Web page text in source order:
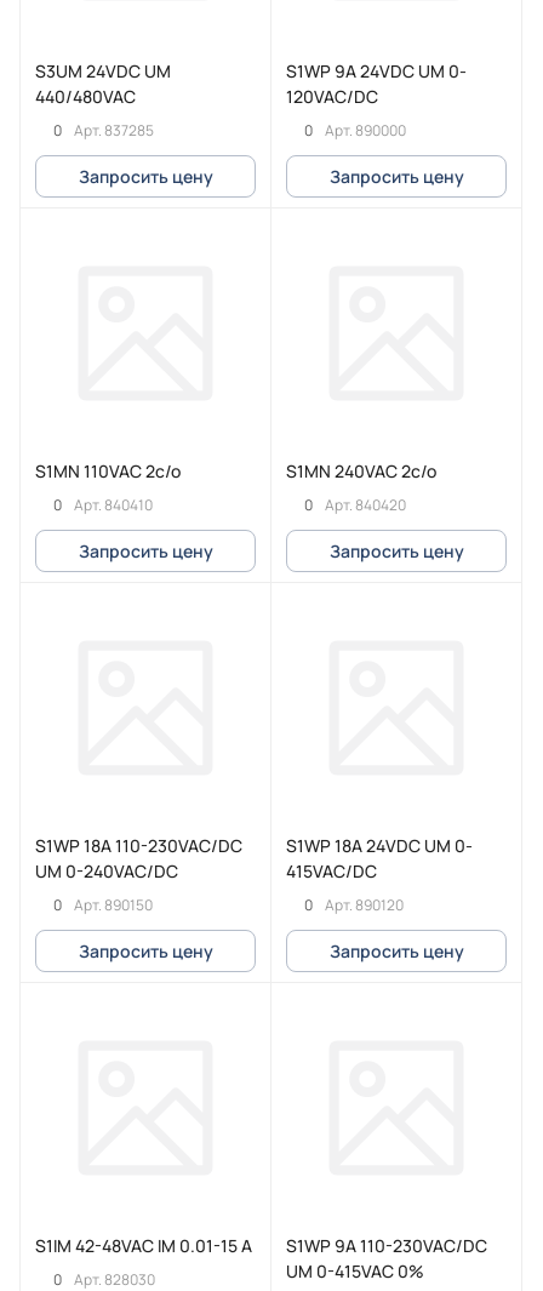
S3UM 24VDC UM
440/480VAC
0 Арт.837285
Запросить цену
S1WP 9A 24VDC UM 0-
120VAC/DC
0 Арт.890000
Запросить цену
S1MN 110VAC 2c/o
0 Арт.840410
Запросить цену
S1MN 240VAC 2c/o
0 Арт.840420
Запросить цену
S1WP 18A 110-230VAC/DC
UM 0-240VAC/DC
0 Арт.890150
Запросить цену
S1WP 18A 24VDC UM 0-
415VAC/DC
0 Арт.890120
Запросить цену
S1IM 42-48VAC IM 0.01-15 A
0 Арт.828030
S1WP 9A 110-230VAC/DC
UM 0-415VAC 0%